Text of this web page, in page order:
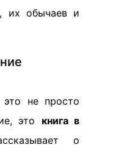
их обычаев и
не просто
это книга в
о